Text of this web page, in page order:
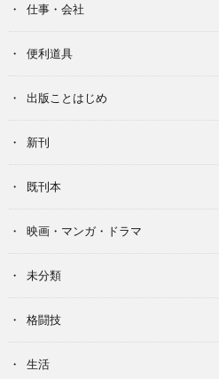
仕事・会社
便利道具
出版ことはじめ
新刊
既刊本
映画・マンガ・ドラマ
未分類
格闘技
生活